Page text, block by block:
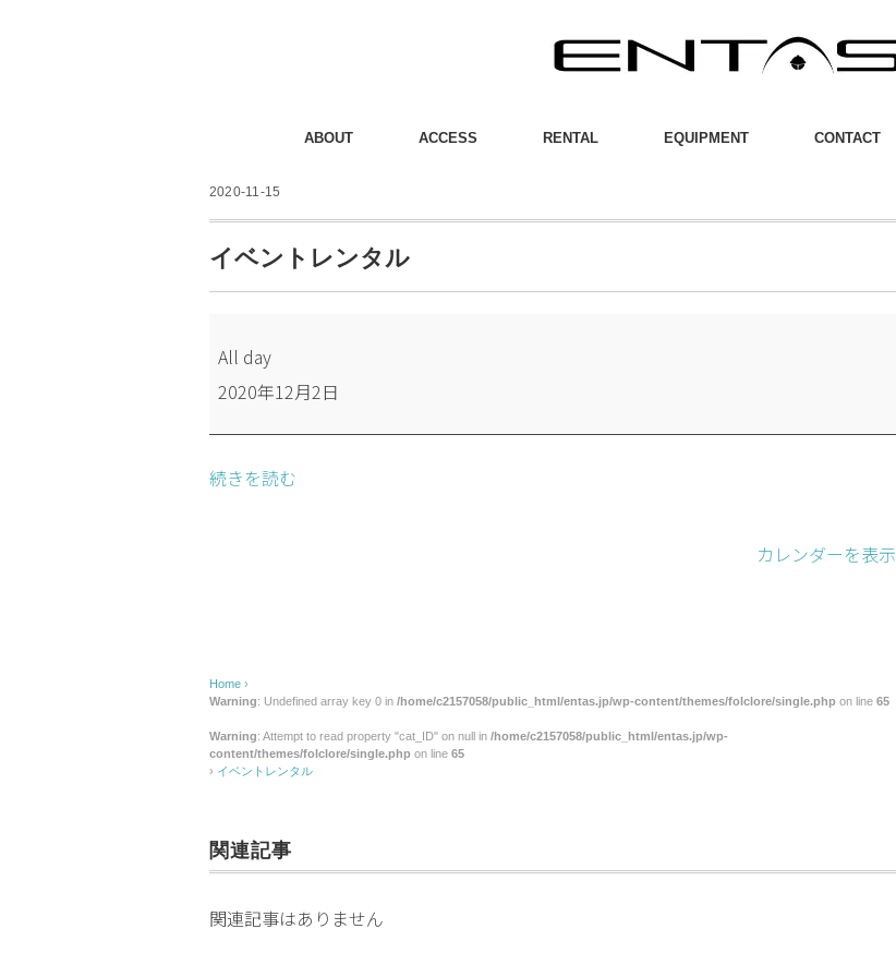
ABOUT ACCESS RENTAL EQUIPMENT CONTACT
2020-11-15
イベントレンタル
ベ
ン
ン
All day
2020年12月2日
続きを読む
カレンダーを表示
Home ›
Warning: Undefined array key 0 in /home/c2157058/public_html/entas.jp/wp-content/themes/folclore/single.php on line 65
Warning: Attempt to read property "cat_ID" on null in /home/c2157058/public_html/entas.jp/wp-
content/themes/folclore/single.php on line 65
› イベントレンタル
関連記事
関連記事はありません